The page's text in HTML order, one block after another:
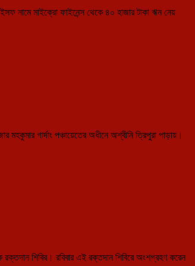
নামে মাইক্রো ফাইনেন্স থেকে ৪০ হাজার টাকা ঋন নেয়
গার্দাং পঞ্চায়েতের অধীনে অশ্বীনি ত্রিপুরা পাড়ায়।
শিবির। রবিবার এই রক্তদান শিবিরে অংশগ্রহণ করেন